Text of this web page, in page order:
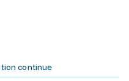
continue